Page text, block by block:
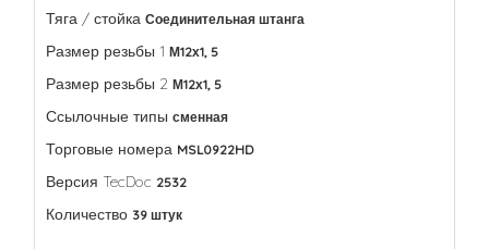
Тяга / стойка Соединительная штанга
Размер резьбы 1 М12х1, 5
Размер резьбы 2 М12х1, 5
Ссылочные типы сменная
Торговые номера MSL0922HD
Версия TecDoc 2532
Количество 39 штук